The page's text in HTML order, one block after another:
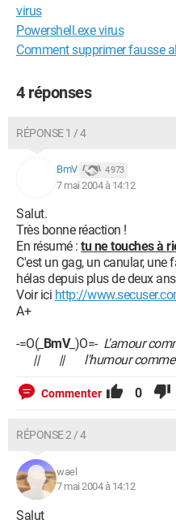
virus
Powershell.exe virus
Comment supprimer fausse
4 réponses
RÉPONSE 1 / 4
BmV 4 973
7 mai 2004 à 14:12
Salut.
Très bonne réaction !
En résumé : tu ne touches à
C'est un gag, un canular, une
hélas depuis plus de deux
Voir ici http://
A+
-=O(_ BmV_)O=- L'amour
|| || l'humour comme
Commenter 0
RÉPONSE 2 / 4
wael
7 mai 2004 à 14:12
Salut